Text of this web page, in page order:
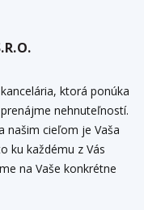
ktorá ponúka
nehnuteľností.
našim cieľom je Vaša
ku každému z Vás
na Vaše konkrétne